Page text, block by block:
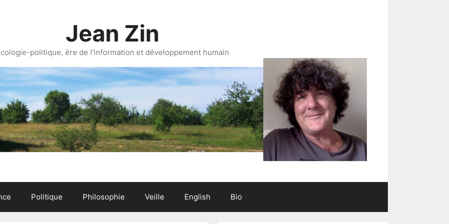
Jean Zin
politique, ère de l'information et développement humain
Politique Philosophie Veille English Bio